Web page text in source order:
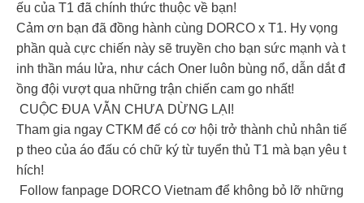
ếu của T1 đã chính thức thuộc về bạn!
Cảm ơn bạn đã đồng hành cùng DORCO x T1. Hy vọng
phần quà cực chiến này sẽ truyền cho bạn sức mạnh và t
inh thần máu lửa, như cách Oner luôn bùng nổ, dẫn dắt đ
ồng đội vượt qua những trận chiến cam go nhất!
CUỘC ĐUA VẪN CHƯA DỪNG LẠI!
Tham gia ngay CTKM để có cơ hội trở thành chủ nhân tiế
p theo của áo đấu có chữ ký từ tuyển thủ T1 mà bạn yêu t
hích!
Follow fanpage DORCO Vietnam để không bỏ lỡ những